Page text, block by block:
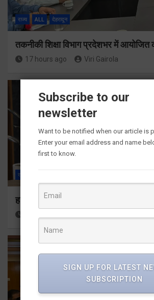
राज्य ALL देहरादून
तकनीकी शिक्षा विभाग प्रदेशभर में आयोजित
17 hours ago Viri Gairola
राज्य
हर घर तिरंगा अभियान को जन-जन तक
Subscribe to our
newsletter
Want to be notified when our article is
Enter your email address and name
first to know.
SIGN UP FOR LATEST
SUBSCRIPTION